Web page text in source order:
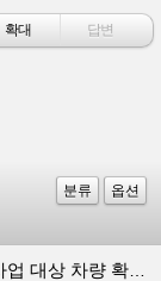
확대 답변
분류 옵션
차량 확대 안내